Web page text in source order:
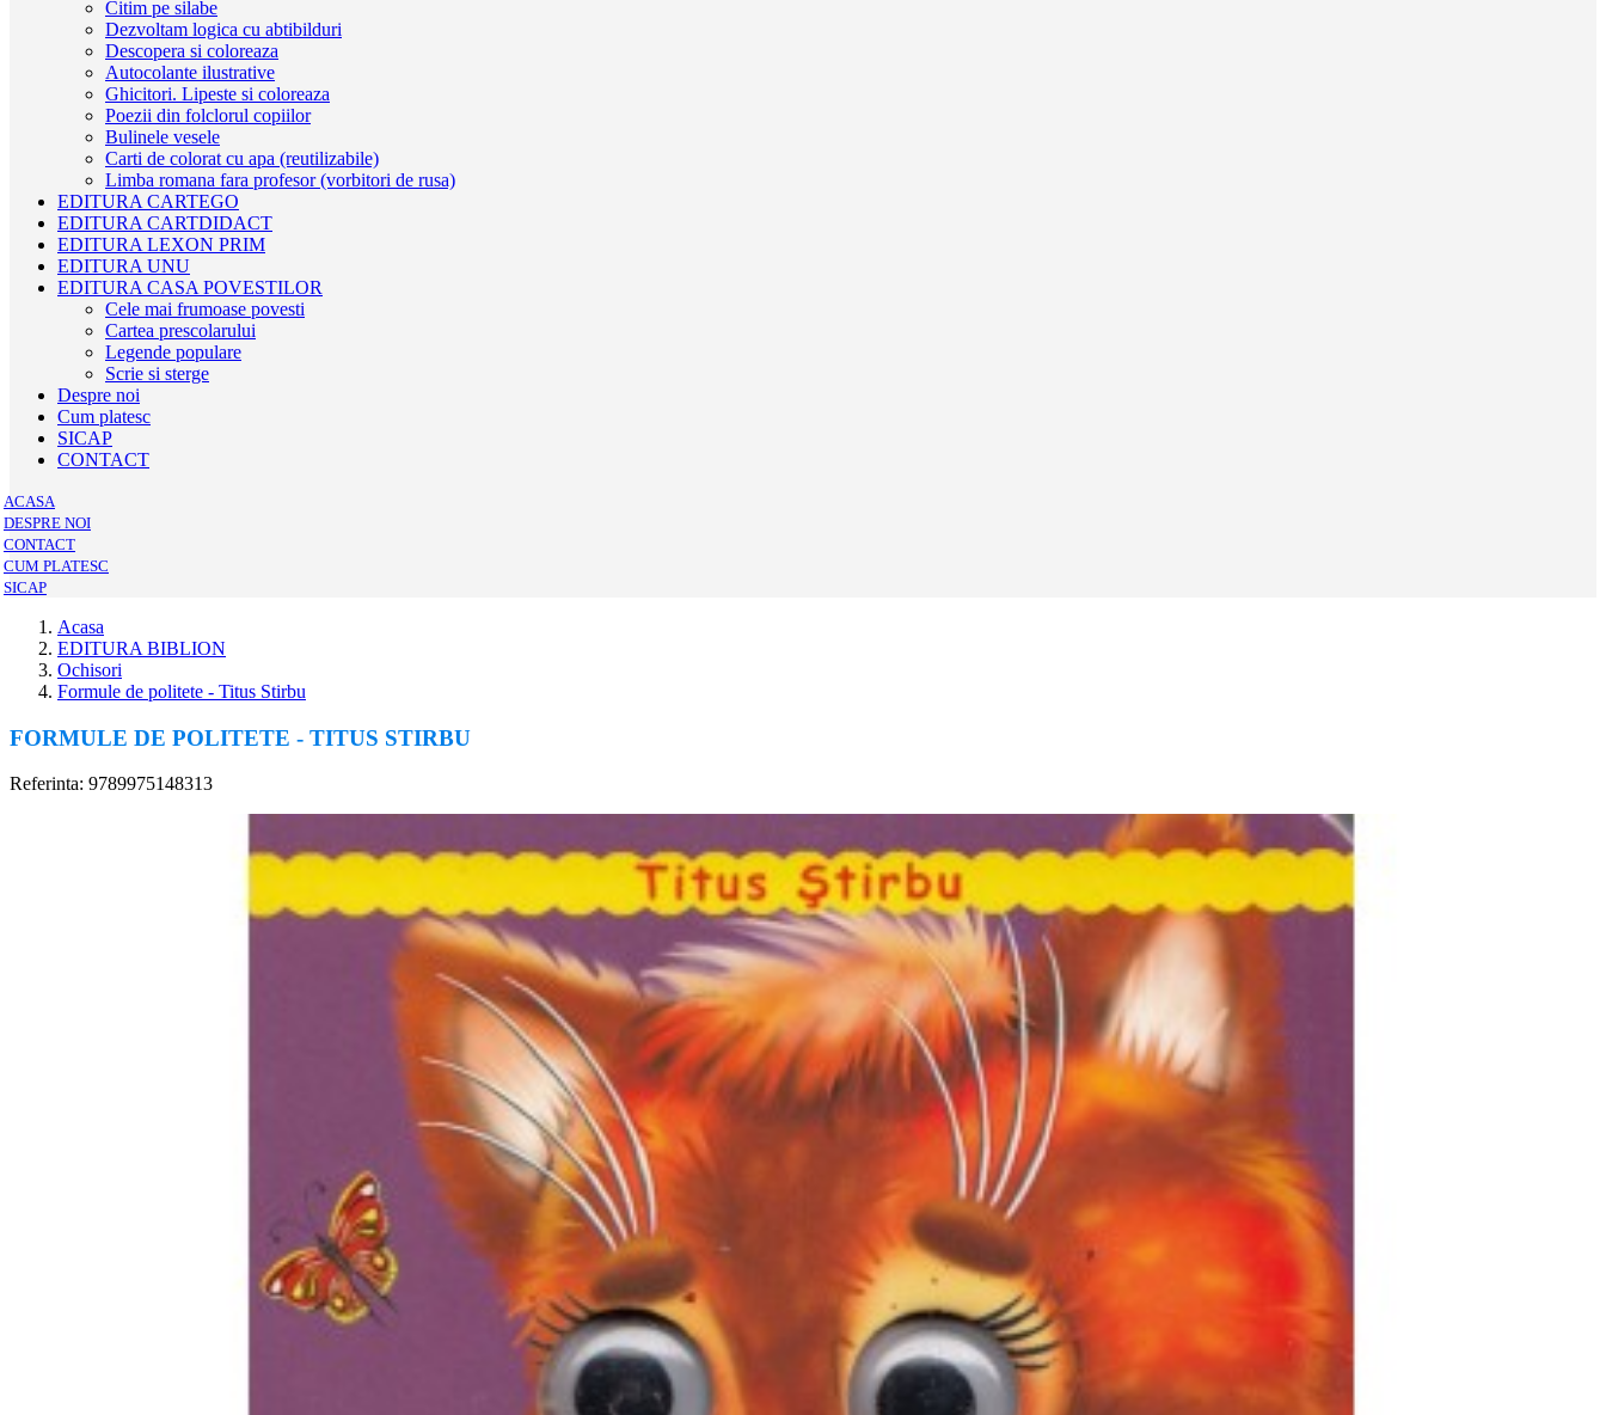
Citim pe silabe
Dezvoltam logica cu abtibilduri
Descopera si coloreaza
Autocolante ilustrative
Ghicitori. Lipeste si coloreaza
Poezii din folclorul copiilor
Bulinele vesele
Carti de colorat cu apa (reutilizabile)
Limba romana fara profesor (vorbitori de rusa)
EDITURA CARTEGO
EDITURA CARTDIDACT
EDITURA LEXON PRIM
EDITURA UNU
EDITURA CASA POVESTILOR
Cele mai frumoase povesti
Cartea prescolarului
Legende populare
Scrie si sterge
Despre noi
Cum platesc
SICAP
CONTACT
ACASA
DESPRE NOI
CONTACT
CUM PLATESC
SICAP
Acasa
EDITURA BIBLION
Ochisori
Formule de politete - Titus Stirbu
FORMULE DE POLITETE - TITUS STIRBU
Referinta: 9789975148313